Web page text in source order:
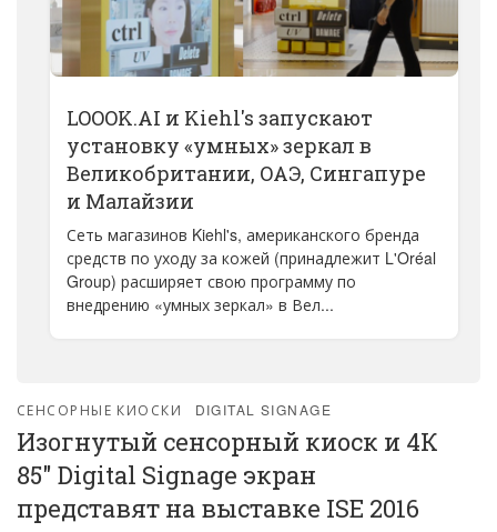
LOOOK.AI и Kiehl's запускают
установку «умных» зеркал в
Великобритании, ОАЭ, Сингапуре
и Малайзии
Сеть магазинов Kiehl's, американского бренда
средств по уходу за кожей (принадлежит L'Oréal
Group) расширяет свою программу по
внедрению «умных зеркал» в Вел...
СЕНСОРНЫЕ КИОСКИ DIGITAL SIGNAGE
Изогнутый сенсорный киоск и 4К
85" Digital Signage экран
представят на выставке ISE 2016